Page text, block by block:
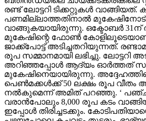
രണ്ട് ലോട്ടറി ടിക്കറ്റുകള്‍
പണമില്ലാത്തതിനാല്‍ മുകേഷിനോട്
വാങ്ങുകയായിരുന്നു. ഒക്ടോബര്‍ 31ന്
മുകേഷിന്റെ ഫോണ്‍
ജാക്ക്‌പോട്ട് അടിച്ചതറിയുന്നത്.
രൂപ സമ്മാനമായി ലഭിച്ചു. ലോട്ടറി
അറിഞ്ഞപ്പോള്‍ ആദ്യം ഓര്‍ത്തത്
മുകേഷിനെയായിരുന്നു.
പെണ്‍മക്കള്‍ക്ക് 50 ലക്ഷം രൂപ വീതം
നല്‍കുമെന്ന് അമിത് പറഞ്ഞു. ‘
വരാന്‍പോലും 8,000 രൂപ കടം
ഇപ്പോള്‍ തിരിച്ചടക്കും.